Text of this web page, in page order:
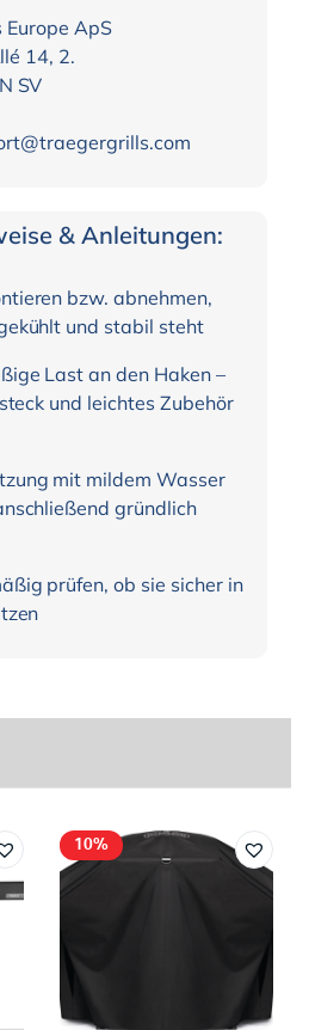
Europe ApS
14, 2.
SV
& Anleitungen:
bzw. abnehmen,
und stabil steht
Last an den Haken –
und leichtes Zubehör
mit mildem Wasser
gründlich
prüfen, ob sie sicher in
10%